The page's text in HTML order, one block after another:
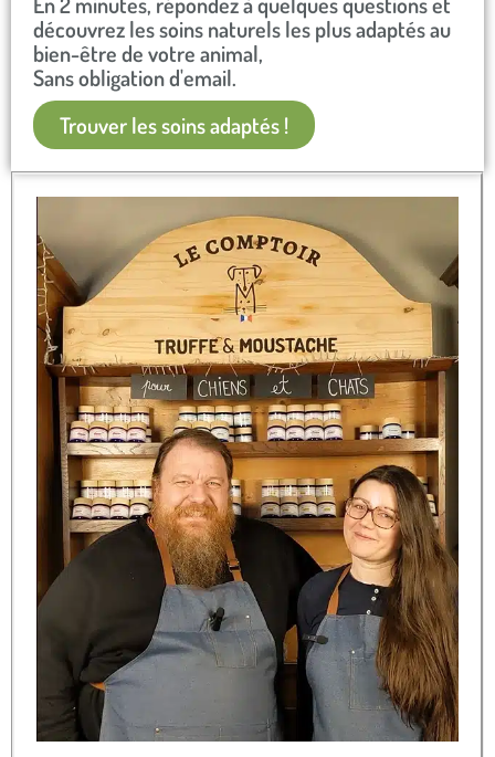
découvrez les soins naturels les plus adaptés au
bien-être de votre animal,
Sans obligation d'email.​
Trouver les soins adaptés !